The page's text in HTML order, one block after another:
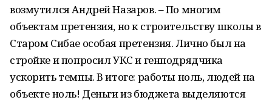
возмутился Андрей Назаров. – По многим
объектам претензия, но к строительству школы в
Старом Сибае особая претензия. Лично был на
стройке и попросил УКС и генподрядчика
ускорить темпы. В итоге: работы ноль, людей на
объекте ноль! Деньги из бюджета выделяются